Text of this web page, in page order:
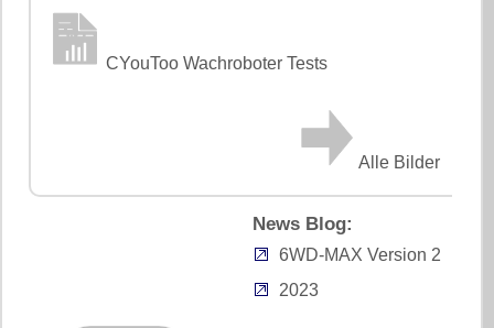
CYouToo Wachroboter Tests
Alle Bilder
News Blog:
6WD-MAX Version 2
2023